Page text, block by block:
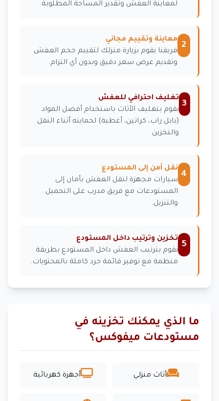
لمعاينة العفش وتقدير المساحة المطلوبة.
2
معاينة وتقييم مجاني
فريقنا يقوم بزيارة منزلك لتقييم حجم العفش
وتقديم عرض سعر دقيق وبدون أي التزام.
3
تغليف احترافي للعفش
نقوم بتغليف الأثاث باستخدام أفضل المواد
(بابل راب، كراتين، أغطية) لحمايته أثناء النقل
والتخزين.
4
نقل آمن إلى المستودع
سيارات مجهزة لنقل العفش بأمان إلى
المستودعات مع فريق مدرب على التحميل
والتنزيل.
5
تخزين وترتيب داخل المستودع
نقوم بترتيب العفش داخل المستودع بطريقة
منظمة مع توفير قائمة جرد كاملة بالمحتويات.
ما الذي يمكنك تخزينه في
مستودعات ميفوكس؟
أثاث منزلي أجهزة كهربائية